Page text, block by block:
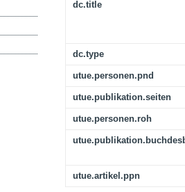
dc.title
dc.type
utue.personen.pnd
utue.publikation.seiten
utue.personen.roh
utue.artikel.ppn